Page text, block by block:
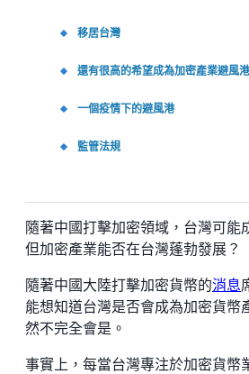
移居台灣
還有很高的希望成為加密產業避風
一個疫情下的避風港
監管法規
隨著中國打擊加密領域，台灣可能
但加密產業能否在台灣蓬勃發展？
隨著中國大陸打擊加密貨幣的消息
能想知道台灣是否會成為加密貨幣
然不完全會是。
事實上，每當台灣專注於加密貨幣